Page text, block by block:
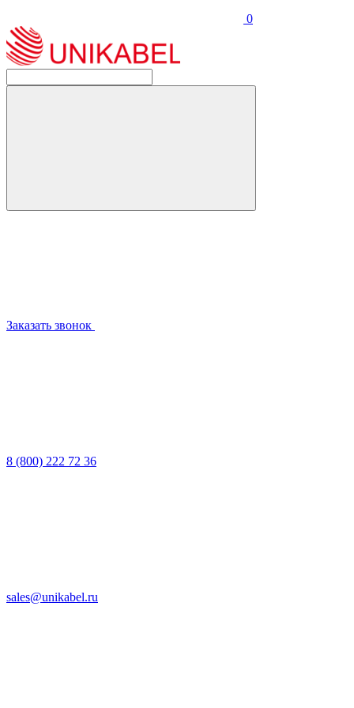
0
Заказать звонок
8 (800) 222 72 36
sales@unikabel.ru